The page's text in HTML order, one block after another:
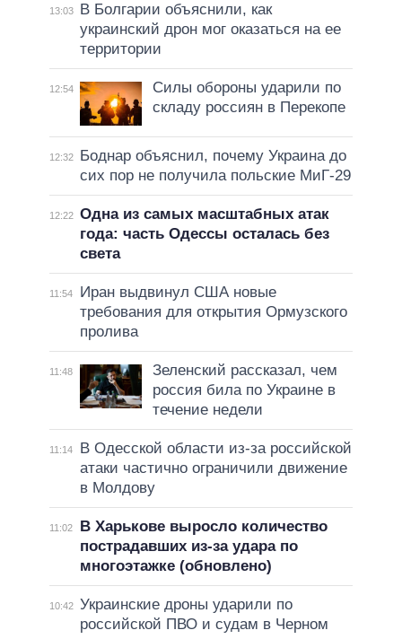
13:03
В Болгарии объяснили, как
украинский дрон мог оказаться на ее
территории
12:54
Силы обороны ударили по
складу россиян в Перекопе
12:32
Боднар объяснил, почему Украина до
сих пор не получила польские МиГ-29
12:22 Одна из самых масштабных атак
года: часть Одессы осталась без
света
11:54
Иран выдвинул США новые
требования для открытия Ормузского
пролива
11:48
Зеленский рассказал, чем
россия била по Украине в
течение недели
11:14
В Одесской области из-за российской
атаки частично ограничили движение
в Молдову
11:02
В Харькове выросло количество
пострадавших из-за удара по
многоэтажке (обновлено)
10:42 Украинские дроны ударили по
российской ПВО и судам в Черном